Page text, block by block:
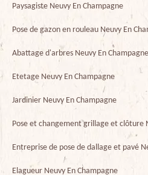
Paysagiste Neuvy En Champagne
Pose de gazon en rouleau Neuvy En
Abattage d'arbres Neuvy En Champagne
Etetage Neuvy En Champagne
Jardinier Neuvy En Champagne
Pose et changement grillage et clôture
Entreprise de pose de dallage et pavé
Elagueur Neuvy En Champagne